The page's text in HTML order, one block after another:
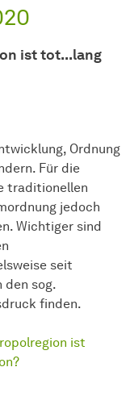
ist tot...lang
Ordnung
Für die
traditionellen
jedoch
Wichtiger sind
seit
den sog.
finden.
ist